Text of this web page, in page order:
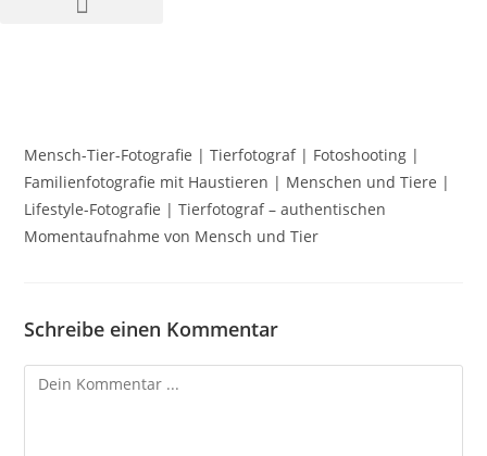
Mensch-Tier-Fotografie | Tierfotograf | Fotoshooting |
Familienfotografie mit Haustieren | Menschen und Tiere |
Lifestyle-Fotografie | Tierfotograf – authentischen
Momentaufnahme von Mensch und Tier
Schreibe einen Kommentar